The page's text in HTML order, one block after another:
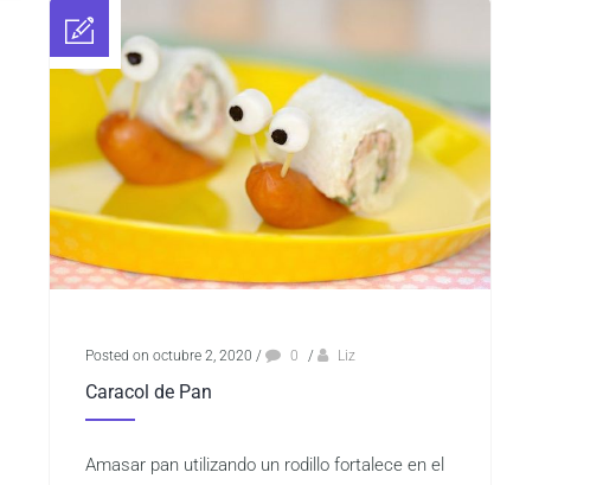
Posted on octubre 2, 2020 / 0 / Liz
Caracol de Pan
Amasar pan utilizando un rodillo fortalece en el